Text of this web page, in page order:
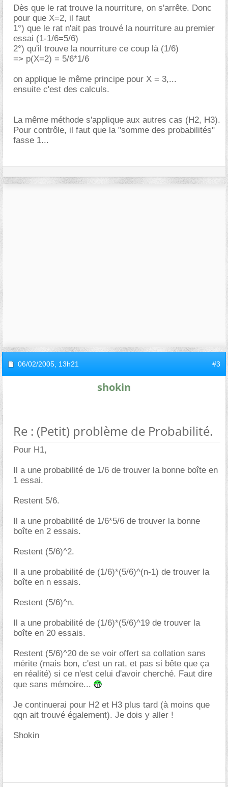
Dès que le rat trouve la nourriture, on s'arrête. Donc
pour que X=2, il faut
1°) que le rat n'ait pas trouvé la nourriture au premier
essai (1-1/6=5/6)
2°) qu'il trouve la nourriture ce coup là (1/6)
=> p(X=2) = 5/6*1/6
on applique le même principe pour X = 3,...
ensuite c'est des calculs.
La même méthode s'applique aux autres cas (H2, H3).
Pour contrôle, il faut que la "somme des probabilités"
fasse 1...
06/02/2005, 13h21 #3
shokin
Re : (Petit) problème de Probabilité.
Pour H1,
Il a une probabilité de 1/6 de trouver la bonne boîte en
1 essai.
Restent 5/6.
Il a une probabilité de 1/6*5/6 de trouver la bonne
boîte en 2 essais.
Restent (5/6)^2.
Il a une probabilité de (1/6)*(5/6)^(n-1) de trouver la
boîte en n essais.
Restent (5/6)^n.
Il a une probabilité de (1/6)*(5/6)^19 de trouver la
boîte en 20 essais.
Restent (5/6)^20 de se voir offert sa collation sans
mérite (mais bon, c'est un rat, et pas si bête que ça
en réalité) si ce n'est celui d'avoir cherché. Faut dire
que sans mémoire...
Je continuerai pour H2 et H3 plus tard (à moins que
qqn ait trouvé également). Je dois y aller !
Shokin